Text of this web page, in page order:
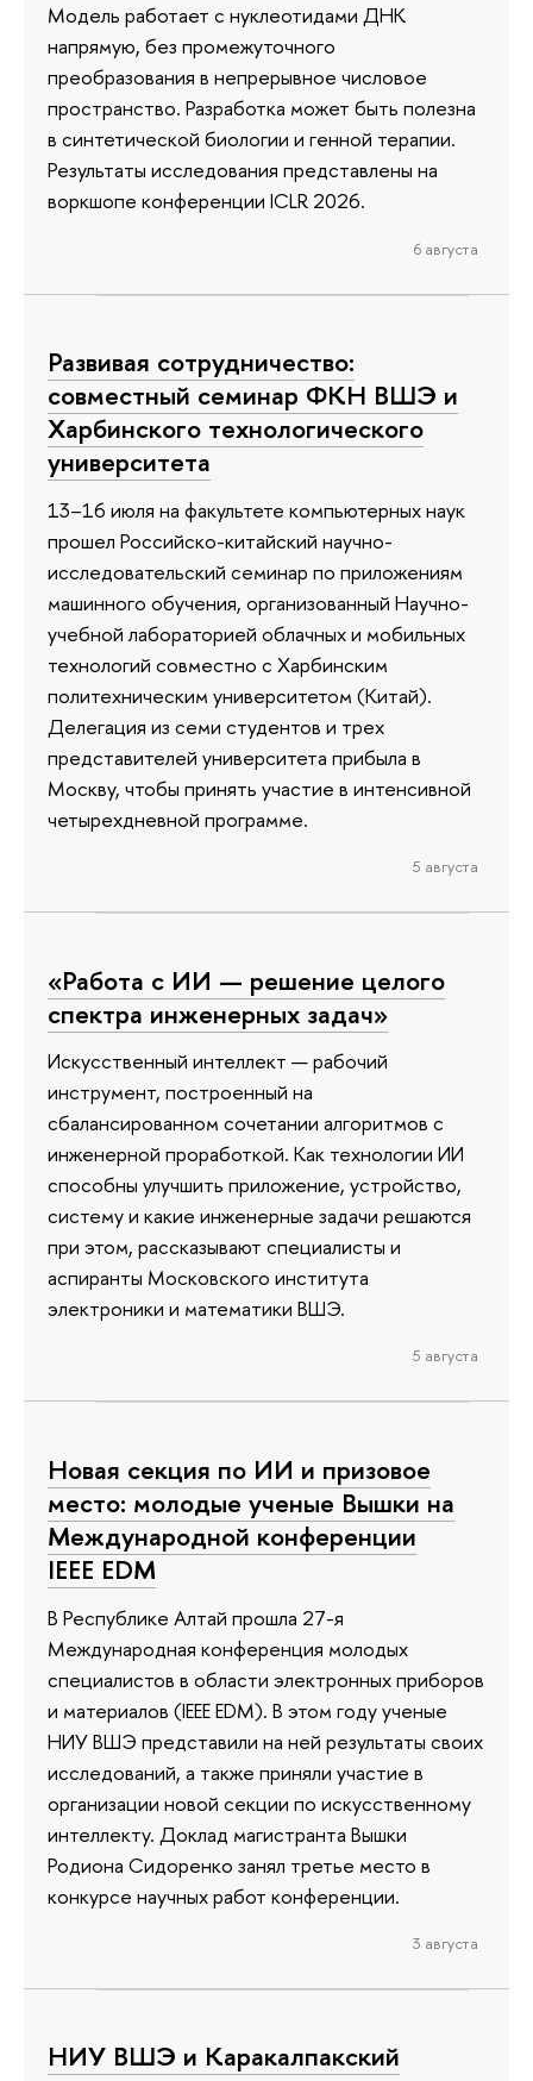
Модель работает с нуклеотидами ДНК
напрямую, без промежуточного
преобразования в непрерывное числовое
пространство. Разработка может быть полезна
в синтетической биологии и генной терапии.
Результаты исследования представлены на
воркшопе конференции ICLR 2026.
6 августа
Развивая сотрудничество:
совместный семинар ФКН ВШЭ и
Харбинского технологического
университета
13–16 июля на факультете компьютерных наук
прошел Российско-китайский научно-
исследовательский семинар по приложениям
машинного обучения, организованный Научно-
учебной лабораторией облачных и мобильных
технологий совместно с Харбинским
политехническим университетом (Китай).
Делегация из семи студентов и трех
представителей университета прибыла в
Москву, чтобы принять участие в интенсивной
четырехдневной программе.
5 августа
«Работа с ИИ — решение целого
спектра инженерных задач»
Искусственный интеллект — рабочий
инструмент, построенный на
сбалансированном сочетании алгоритмов с
инженерной проработкой. Как технологии ИИ
способны улучшить приложение, устройство,
систему и какие инженерные задачи решаются
при этом, рассказывают специалисты и
аспиранты Московского института
электроники и математики ВШЭ.
5 августа
Новая секция по ИИ и призовое
место: молодые ученые Вышки на
Международной конференции
IEEE EDM
В Республике Алтай прошла 27-я
Международная конференция молодых
специалистов в области электронных приборов
и материалов (IEEE EDM). В этом году ученые
НИУ ВШЭ представили на ней результаты своих
исследований, а также приняли участие в
организации новой секции по искусственному
интеллекту. Доклад магистранта Вышки
Родиона Сидоренко занял третье место в
конкурсе научных работ конференции.
3 августа
НИУ ВШЭ и Каракалпакский